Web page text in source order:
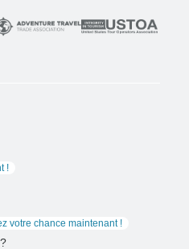
!
votre chance maintenant !